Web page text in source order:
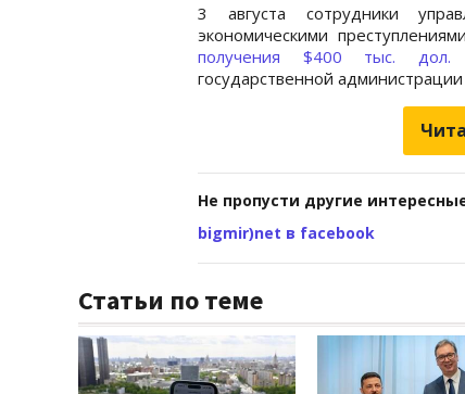
3 августа сотрудники
экономическими
получения $400 тыс. дол.
государственной
Не пропусти другие
bigmir)net в facebook
Статьи по теме